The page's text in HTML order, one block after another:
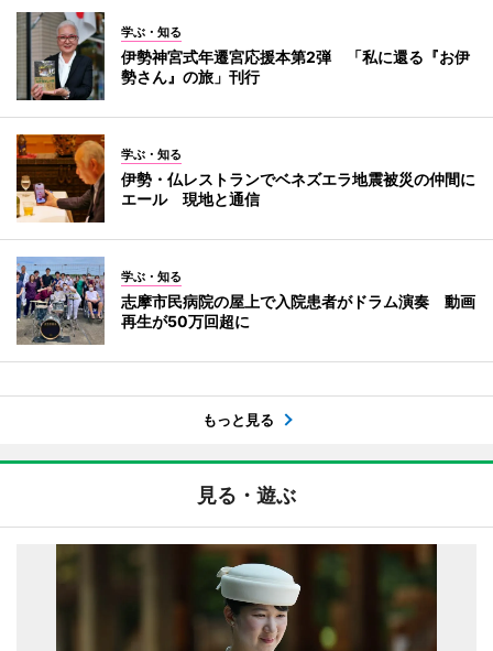
学ぶ・知る
伊勢神宮式年遷宮応援本第2弾 「私に還る『お伊
勢さん』の旅」刊行
学ぶ・知る
伊勢・仏レストランでベネズエラ地震被災の仲間に
エール 現地と通信
学ぶ・知る
志摩市民病院の屋上で入院患者がドラム演奏 動画
再生が50万回超に
もっと見る
見る・遊ぶ